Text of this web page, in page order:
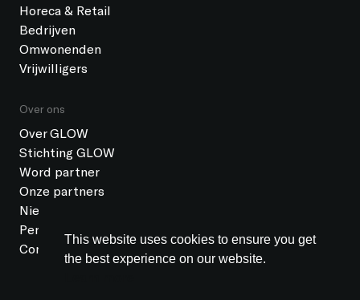
This website uses cookies to ensure you get
the best experience on our website.
Horeca & Retail
Bedrijven
Omwonenden
Vrijwilligers
Over ons
Over GLOW
Stichting GLOW
Word partner
Onze partners
Nieuws
Pers
Contact